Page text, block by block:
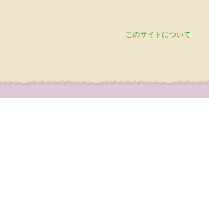
このサイトについて